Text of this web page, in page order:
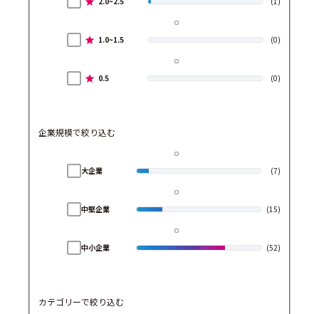
1.0~1.5 (0)
0.5 (0)
企業規模で絞り込む
大企業 (7)
中堅企業 (15)
中小企業 (52)
カテゴリーで絞り込む